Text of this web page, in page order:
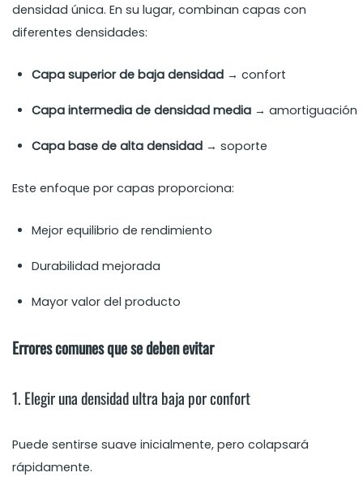
densidad única. En su lugar, combinan capas con
diferentes densidades:
Capa superior de baja densidad → confort
Capa intermedia de densidad media → amortiguación
Capa base de alta densidad → soporte
Este enfoque por capas proporciona:
Mejor equilibrio de rendimiento
Durabilidad mejorada
Mayor valor del producto
Errores comunes que se deben evitar
1. Elegir una densidad ultra baja por confort
Puede sentirse suave inicialmente, pero colapsará
rápidamente.